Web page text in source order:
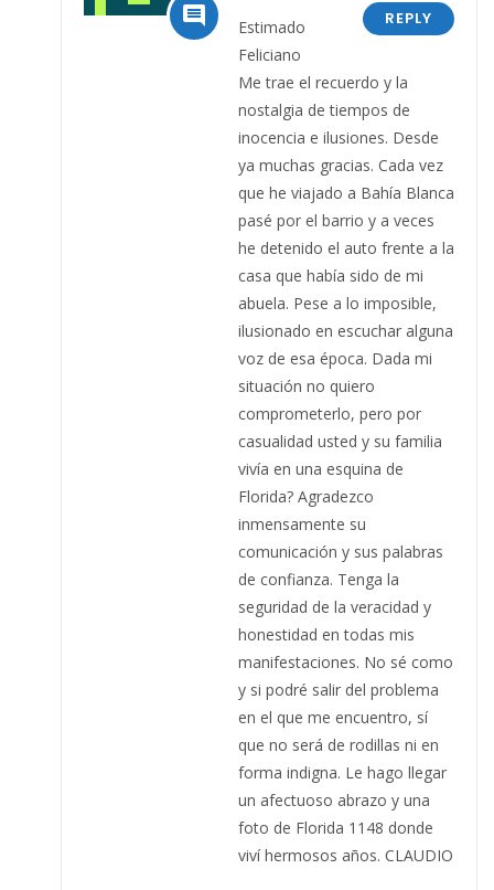

REPLY
Estimado
Feliciano
Me trae el recuerdo y la
nostalgia de tiempos de
inocencia e ilusiones. Desde
ya muchas gracias. Cada vez
que he viajado a Bahía Blanca
pasé por el barrio y a veces
he detenido el auto frente a la
casa que había sido de mi
abuela. Pese a lo imposible,
ilusionado en escuchar alguna
voz de esa época. Dada mi
situación no quiero
comprometerlo, pero por
casualidad usted y su familia
vivía en una esquina de
Florida? Agradezco
inmensamente su
comunicación y sus palabras
de confianza. Tenga la
seguridad de la veracidad y
honestidad en todas mis
manifestaciones. No sé como
y si podré salir del problema
en el que me encuentro, sí
que no será de rodillas ni en
forma indigna. Le hago llegar
un afectuoso abrazo y una
foto de Florida 1148 donde
viví hermosos años. CLAUDIO